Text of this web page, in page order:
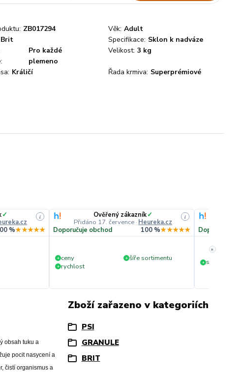
ZB017294 Věk: Adult
Brit Specifikace: Sklon k nadváze
Pro každé
plemeno
Velikost: 3 kg
Králičí Řada krmiva: Superprémiové
✓
i
%★★★★★
Ověřený zákazník✓
Přidáno 17. července · Heureka.cz
i
Doporučuje obchod 100 %★★★★★
+ ceny + šíře sortimentu
+ rychlost
Doporučuje
+ slušná
»
obsah tuku a
pocit nasycení a
čistí organismus a
Zboží zařazeno v kategoriích
PSI
GRANULE
BRIT